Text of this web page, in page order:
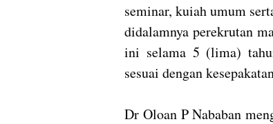
seminar, kuiah umum
didalamnya perekrutan
ini selama 5 (lima)
sesuai dengan
Dr Oloan P Nababan